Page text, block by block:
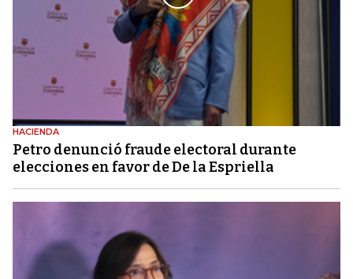
HACIENDA
Petro denunció fraude electoral durante
elecciones en favor de De la Espriella